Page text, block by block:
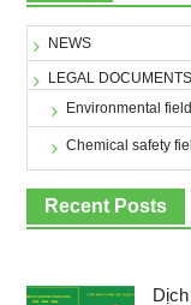
NEWS
LEGAL DOCUMENTS
Environmental field
Chemical safety
Recent Posts